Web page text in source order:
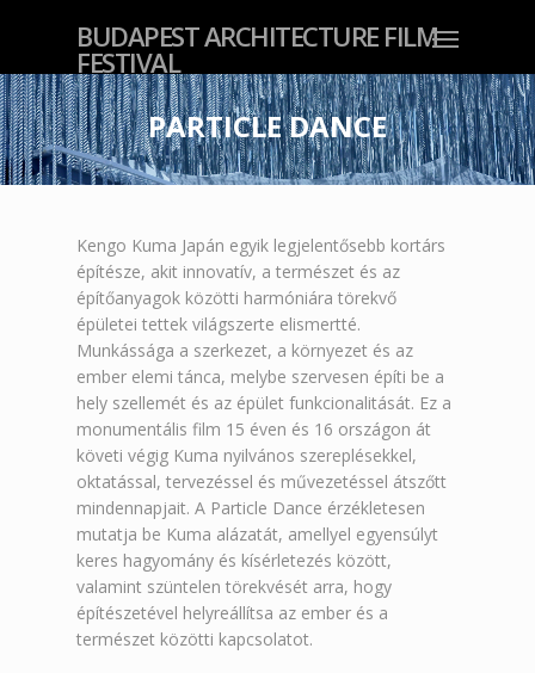
BUDAPEST ARCHITECTURE FILM
FESTIVAL
PARTICLE DANCE
Kengo Kuma Japán egyik legjelentősebb kortárs
építésze, akit innovatív, a természet és az
építőanyagok közötti harmóniára törekvő
épületei tettek világszerte elismertté.
Munkássága a szerkezet, a környezet és az
ember elemi tánca, melybe szervesen építi be a
hely szellemét és az épület funkcionalitását. Ez a
monumentális film 15 éven és 16 országon át
követi végig Kuma nyilvános szereplésekkel,
oktatással, tervezéssel és művezetéssel átszőtt
mindennapjait. A Particle Dance érzékletesen
mutatja be Kuma alázatát, amellyel egyensúlyt
keres hagyomány és kísérletezés között,
valamint szüntelen törekvését arra, hogy
építészetével helyreállítsa az ember és a
természet közötti kapcsolatot.